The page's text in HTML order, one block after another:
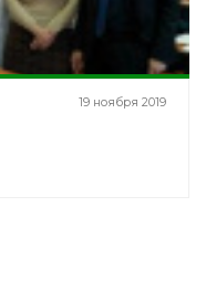
19 ноября 2019